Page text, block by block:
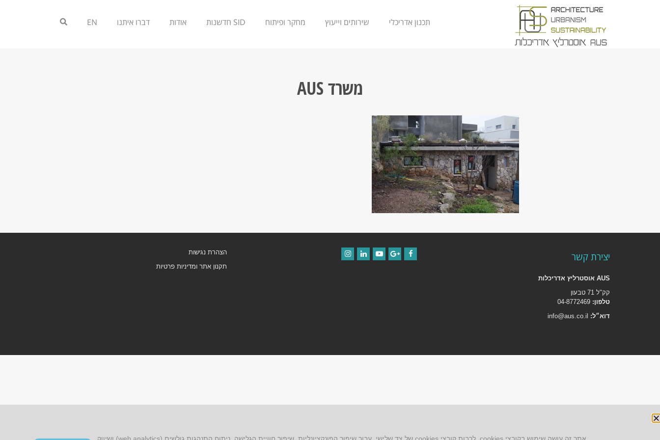
תכנון אדריכלי שירותים וייעוץ מחקר ופיתוח SID חדשנות אודות דברו איתנו EN
משרד AUS
יצירת קשר
AUS אוסטרליץ אדריכלות
קק"ל 71 טבעון
טלפון:
דוא״ל: info@aus.co.il
הצהרת נגישות
תקנון אתר ומדיניות פרטיות
אתר זה עושה שימוש בקובצי cookies, לרבות קובצי cookies של צד שלישי, עבור שיפור הפונקציונליות, שיפור חוויית הגלישה, ניתוח התנהגות גולשים (web analytics) ושיווק